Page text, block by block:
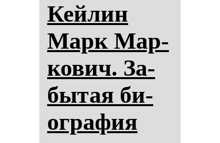
Кей­лин
Марк Мар­
ко­вич. За­
бы­тая би­
ог­ра­фия